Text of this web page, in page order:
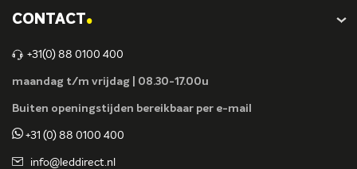
CONTACT.
+31(0) 88 0100 400
maandag t/m vrijdag | 08.30-17.00u
Buiten openingstijden bereikbaar per e-mail
+31 (0) 88 0100 400
info@leddirect.nl